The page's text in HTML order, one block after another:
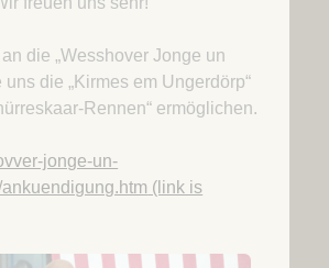
die „Wesshover Jonge un
uns die „Kirmes em Ungerdörp“
Rennen“ ermöglichen.
jonge-un-
(link is